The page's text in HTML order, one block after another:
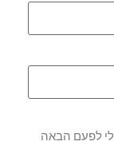
לפעם הבאה